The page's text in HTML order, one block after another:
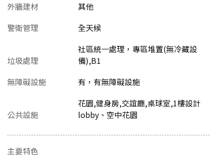
外牆建材
其他
警衛管理
全天候
垃圾處理
社區統一處理，專區堆置(無冷藏設
備),B1
無障礙設施
有，有無障礙設施
公共設施
花園,健身房,交誼廳,桌球室,1樓設計
lobby、空中花園
主要特色